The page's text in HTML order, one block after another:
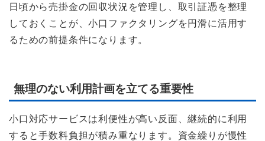
日頃から売掛金の回収状況を管理し、取引証憑を整理
しておくことが、小口ファクタリングを円滑に活用す
るための前提条件になります。
無理のない利用計画を立てる重要性
小口対応サービスは利便性が高い反面、継続的に利用
すると手数料負担が積み重なります。資金繰りが慢性